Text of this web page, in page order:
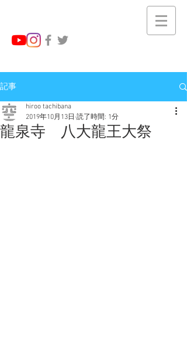
記事
龍泉寺 八大龍王大祭
hiroo tachibana
2019年10月13日 読了時間: 1分